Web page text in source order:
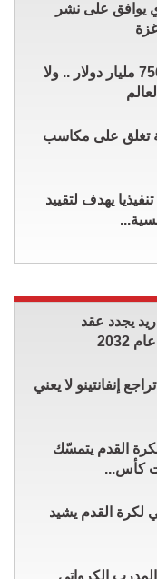
يوافق على نشر
ماسك يخسر 756.3 مليار دولار .. ولا
تغلق على مكاسب
يهدف لتقييد
يجدد عقد
إنفانتينو لا يعني
لكرة القدم يتمسّك
كأس...
لكرة القدم يشيد